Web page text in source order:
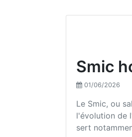
Smic
01/06/2026
Le Smic, ou
l'évolution de
sert